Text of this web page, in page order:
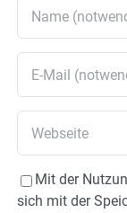
Mit der
sich mit der